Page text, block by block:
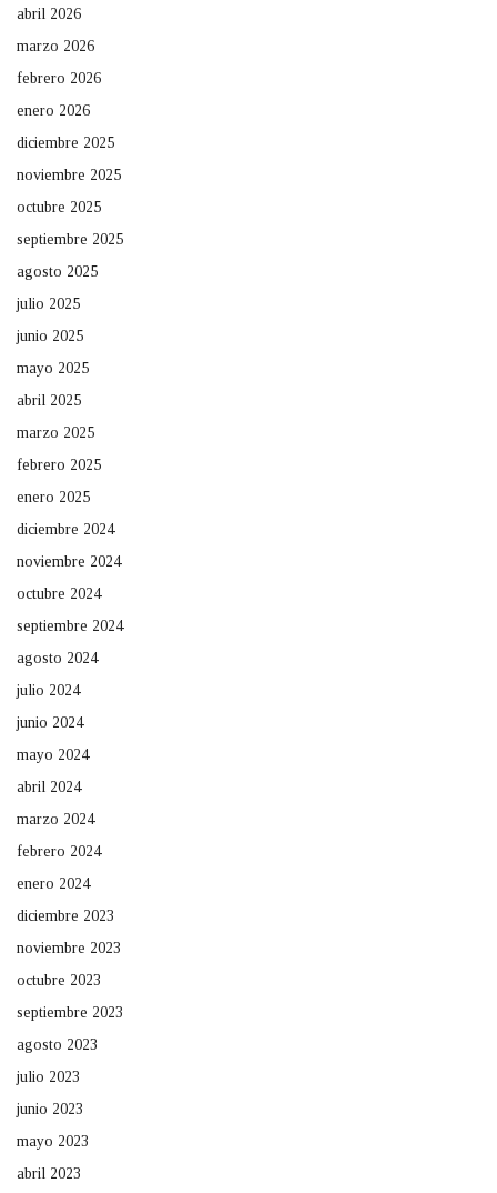
abril 2026
marzo 2026
febrero 2026
enero 2026
diciembre 2025
noviembre 2025
octubre 2025
septiembre 2025
agosto 2025
julio 2025
junio 2025
mayo 2025
abril 2025
marzo 2025
febrero 2025
enero 2025
diciembre 2024
noviembre 2024
octubre 2024
septiembre 2024
agosto 2024
julio 2024
junio 2024
mayo 2024
abril 2024
marzo 2024
febrero 2024
enero 2024
diciembre 2023
noviembre 2023
octubre 2023
septiembre 2023
agosto 2023
julio 2023
junio 2023
mayo 2023
abril 2023